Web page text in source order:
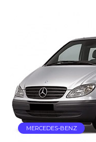
MERCEDES-BENZ